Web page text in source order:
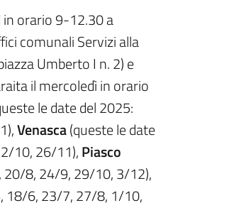
in orario 9-12.30 a
comunali Servizi alla
Umberto I n. 2) e
il mercoledì in orario
le date del 2025:
Venasca(queste le date
10, 26/11),Piasco
20/8, 24/9, 29/10, 3/12),
18/6, 23/7, 27/8, 1/10,